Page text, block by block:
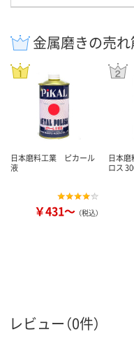
金属磨きの売
日本磨料工業 ピカール
液
￥431～ （税込）
日本磨
ロス
レビュー（0件）